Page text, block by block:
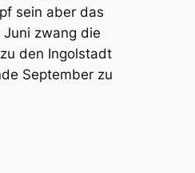
sein aber das
zwang die
den Ingolstadt
September zu